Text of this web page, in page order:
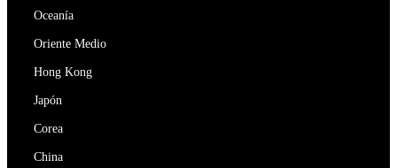
Oceanía
Oriente Medio
Hong Kong
Japón
Corea
China